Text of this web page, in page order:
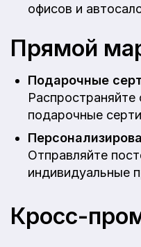
офисов и
Прямой
Подарочные
Распространяйте
подарочные
Отправляйте
индивидуальные
Кросс-